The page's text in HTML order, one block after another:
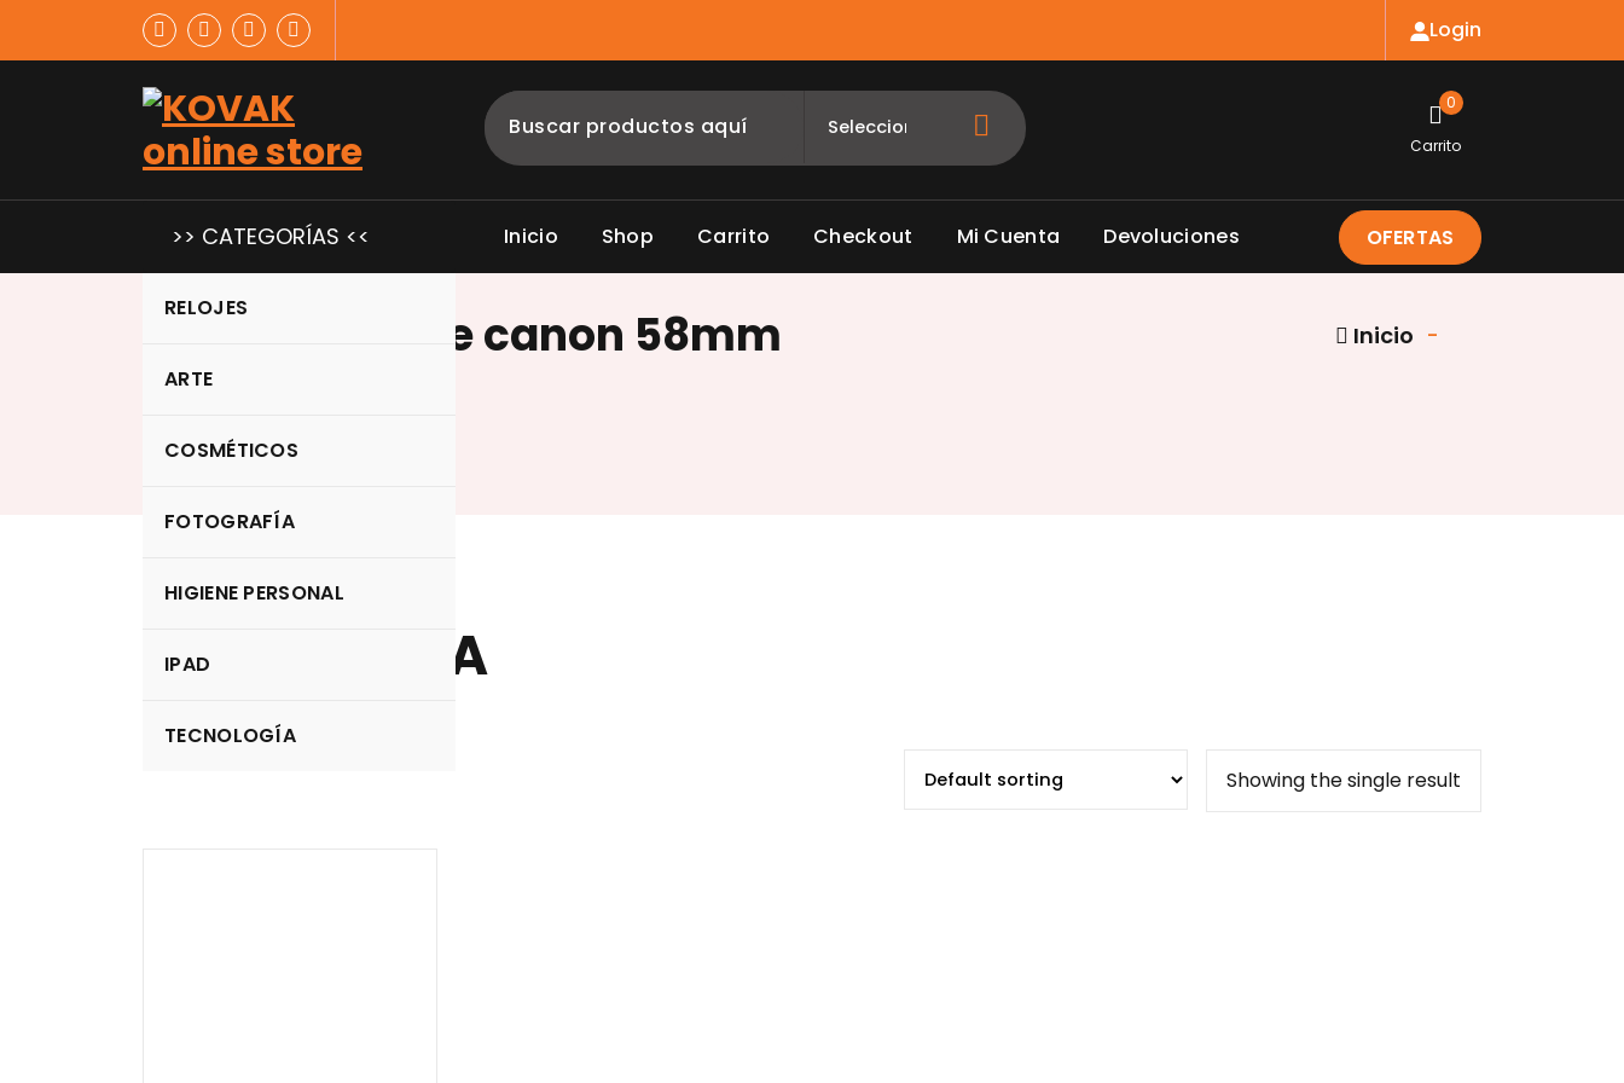
Login
0
Carrito
>> CATEGORÍAS <<
RELOJES
ARTE
COSMÉTICOS
FOTOGRAFÍA
HIGIENE PERSONAL
IPAD
TECNOLOGÍA
Inicio Shop Carrito Checkout Mi Cuenta Devoluciones OFERTAS
parasol lente canon 58mm Inicio -
FOTOGRAFÍA
Showing the single result